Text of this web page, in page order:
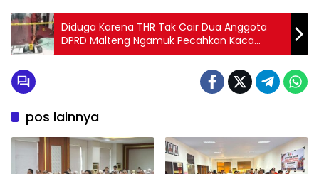
Diduga Karena THR Tak Cair Dua Anggota
DPRD Malteng Ngamuk Pecahkan Kaca
Kantor
pos lainnya